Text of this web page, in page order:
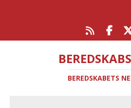
BEREDSKABETS